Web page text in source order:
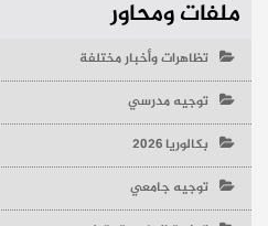
ملفات ومحاور
تظاهرات وأخبار مختلفة
توجيه مدرسي
بكالوريا 2026
توجيه جامعي